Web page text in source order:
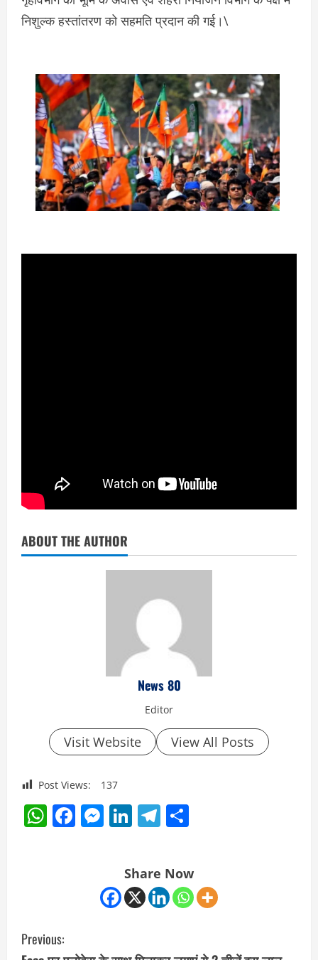
निशुल्क हस्तांतरण को सहमति प्रदान की गई।\
ABOUT THE AUTHOR
News 80
Editor
Visit Website View All Posts
Post Views: 137
WhatsApp
Facebook
Messenger
LinkedIn
Telegram
Share Now
C
Previous: